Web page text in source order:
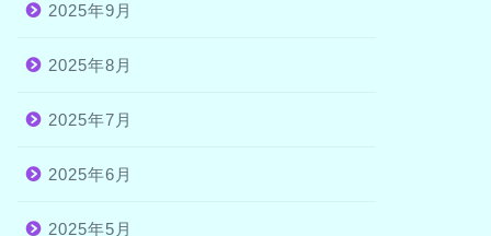
2025年9月
2025年8月
2025年7月
2025年6月
2025年5月